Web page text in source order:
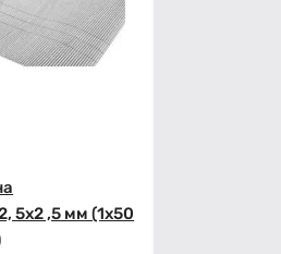
5x2 ,5 мм (1x50